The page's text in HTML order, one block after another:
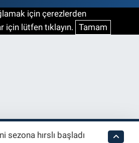
için çerezlerden
için lütfen tıklayın. Tamam
sezona hırslı başladı